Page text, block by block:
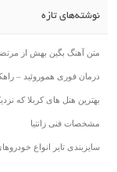
نوشته‌های تازه
متن آهنگ بگین بهش از
درمان فوری هموروئید –
بهترین هتل های کربلا که
مشخصات فنی زانتیا
سایزبندی تایر انواع